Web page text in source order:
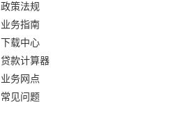
政策法规
业务指南
下载中心
贷款计算器
业务网点
常见问题